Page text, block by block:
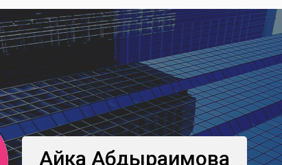
Айка Абдыраимова